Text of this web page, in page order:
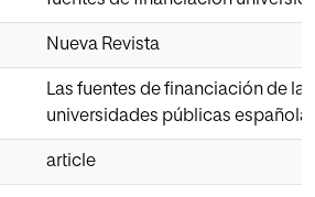
Nueva Revista
Las fuentes de financiación de las
universidades públicas
article